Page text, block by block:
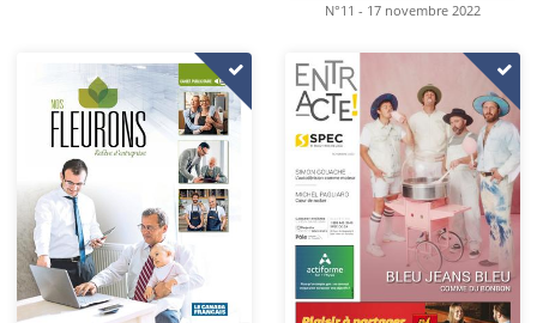
N°11 - 17 novembre 2022